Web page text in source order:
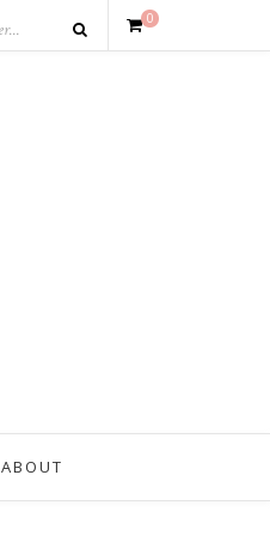
0
ABOUT